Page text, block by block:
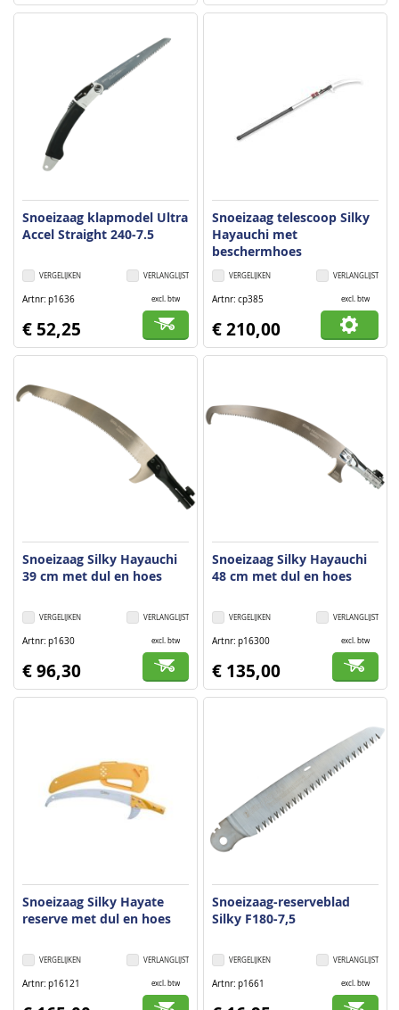
Snoeizaag klapmodel Ultra
Accel Straight 240-7.5
VERLANGLIJST
VERGELIJKEN
Artnr p1636 excl. btw
€ 52,25
Snoeizaag telescoop Silky
Hayauchi met
beschermhoes
VERLANGLIJST
VERGELIJKEN
Artnr cp385 excl. btw
€ 210,00
Snoeizaag Silky Hayauchi
39 cm met dul en hoes
VERLANGLIJST
VERGELIJKEN
Artnr p1630 excl. btw
€ 96,30
Snoeizaag Silky Hayauchi
48 cm met dul en hoes
VERLANGLIJST
VERGELIJKEN
Artnr p16300 excl. btw
€ 135,00
Snoeizaag Silky Hayate
reserve met dul en hoes
VERLANGLIJST
VERGELIJKEN
Artnr p16121 excl. btw
Snoeizaag-reserveblad
Silky F180-7,5
VERLANGLIJST
VERGELIJKEN
Artnr p1661 excl. btw